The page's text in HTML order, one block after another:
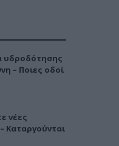
υδροδότησης
– Ποιες οδοί
νέες
Καταργούνται